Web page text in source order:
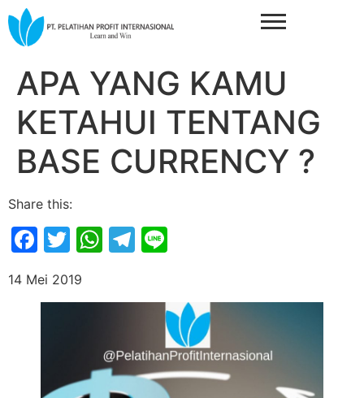
APA YANG KAMU
KETAHUI TENTANG
BASE CURRENCY ?
Share this:
Facebook
Twitter
WhatsApp
Telegram
14 Mei 2019